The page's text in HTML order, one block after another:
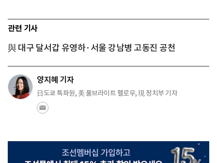
관련 기사
與 대구 달서갑 유영하·서울 강남병 고동진 공천
양지혜 기자
日도쿄 특파원, 美 풀브라이트 펠로우, 現 정치부 기자